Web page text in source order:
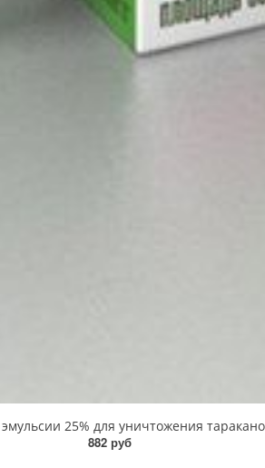
25% для уничтожения
882 руб